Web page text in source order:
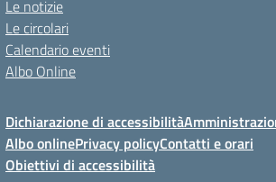
Le notizie
Le circolari
Calendario eventi
Albo Online
Dichiarazione di accessibilità
Albo onlinePrivacy policyContatti e orari
Obiettivi di accessibilità